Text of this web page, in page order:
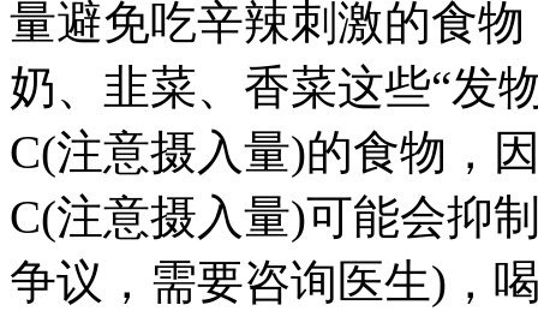
量避免吃辛辣刺激的食
奶、韭菜、香菜这些“发
C(注意摄入量)的食物，
C(注意摄入量)可能会抑
争议，需要咨询医生)，